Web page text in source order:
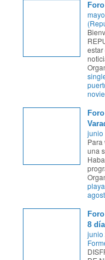
junio
Para
una
8
junio